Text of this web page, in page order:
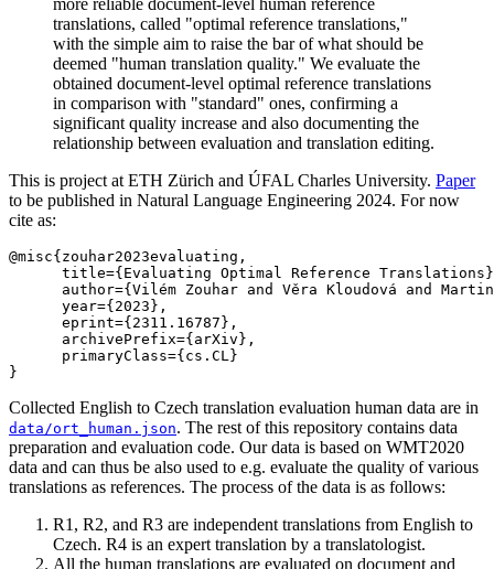
more reliable document-level human reference
translations, called "optimal reference translations,"
with the simple aim to raise the bar of what should be
deemed "human translation quality." We evaluate the
obtained document-level optimal reference translations
in comparison with "standard" ones, confirming a
significant quality increase and also documenting the
relationship between evaluation and translation editing.
This is project at ETH Zürich and ÚFAL Charles University. Paper
to be published in Natural Language Engineering 2024. For now
cite as:
@misc{zouhar2023evaluating,
title={Evaluating Optimal Reference
author={Vilém Zouhar and Věra Kloudová and
      year={2023},
      eprint={2311.16787},
      archivePrefix={arXiv},
      primaryClass={cs.CL}
Collected English to Czech translation evaluation human data are in
data/ort_human.json. The rest of this repository contains data
preparation and evaluation code. Our data is based on WMT2020
data and can thus be also used to e.g. evaluate the quality of various
translations as references. The process of the data is as follows:
R1, R2, and R3 are independent translations from English to
Czech. R4 is an expert translation by a translatologist.
All the human translations are evaluated on document and